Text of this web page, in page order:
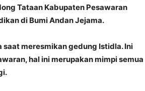
Tataan Kabupaten Pesawaran
di Bumi Andan Jejama.
saat meresmikan gedung Istidla. Ini
hal ini merupakan mimpi semua